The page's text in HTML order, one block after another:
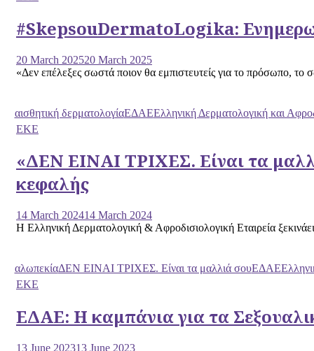
#SkepsouDermatoLogika:
20 March 202520 March 2025
«Δεν επέλεξες σωστά ποιον θα εμπιστευτείς για το πρόσωπο,
αισθητική δερματολογίαΕΔΑΕΕλληνική Δερματολογική και
ΕΚΕ
«ΔΕΝ ΕΙΝΑΙ ΤΡΙΧΕΣ. Είναι τα
κεφαλής
14 March 202414 March 2024
Η Ελληνική Δερματολογική & Αφροδισιολογική Εταιρεία
αλωπεκίαΔΕΝ ΕΙΝΑΙ ΤΡΙΧΕΣ. Είναι τα μαλλιά σουΕΔΑΕ
ΕΚΕ
ΕΔΑΕ: Η καμπάνια για τα
13 June 202313 June 2023